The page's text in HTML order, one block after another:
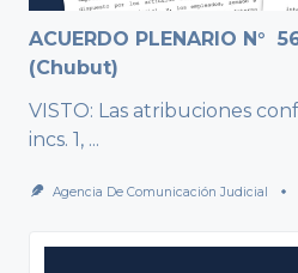
ACUERDO PLENARIO N°
(Chubut)
VISTO: Las atribuciones
incs. 1, ...
Agencia De Comunicación Judicial